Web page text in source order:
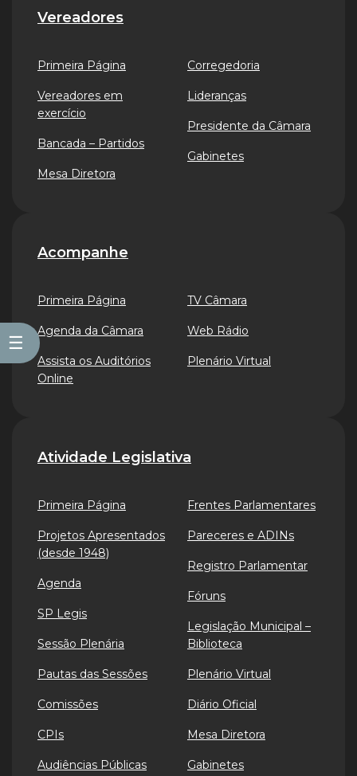
☰
Vereadores
Primeira Página
Vereadores em
exercício
Bancada – Partidos
Mesa Diretora
Corregedoria
Lideranças
Presidente da Câmara
Gabinetes
Acompanhe
Primeira Página
Agenda da Câmara
Assista os Auditórios
Online
TV Câmara
Web Rádio
Plenário Virtual
Atividade Legislativa
Primeira Página
Projetos Apresentados
(desde 1948)
Agenda
SP Legis
Sessão Plenária
Pautas das Sessões
Comissões
CPIs
Audiências Públicas
Frentes Parlamentares
Pareceres e ADINs
Registro Parlamentar
Fóruns
Legislação Municipal –
Biblioteca
Plenário Virtual
Diário Oficial
Mesa Diretora
Gabinetes